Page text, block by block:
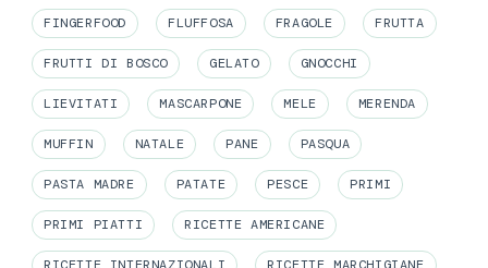
FINGERFOOD FLUFFOSA FRAGOLE FRUTTA
FRUTTI DI BOSCO GELATO GNOCCHI
LIEVITATI MASCARPONE MELE MERENDA
MUFFIN NATALE PANE PASQUA
PASTA MADRE PATATE PESCE PRIMI
PRIMI PIATTI RICETTE AMERICANE